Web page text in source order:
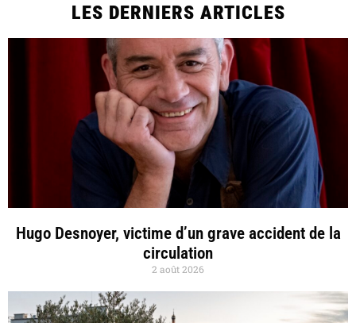
LES DERNIERS ARTICLES
Hugo Desnoyer, victime d’un grave accident de la
circulation
2 août 2026